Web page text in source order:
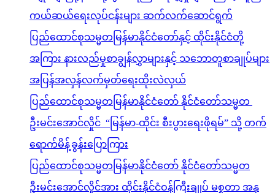
ကယ်ဆယ်ရေးလုပ်ငန်းများ ဆက်လက်ဆောင်ရွက်
ပြည်ထောင်စုသမ္မတမြန်မာနိုင်ငံတော်နှင့် ထိုင်းနိုင်ငံတို့
အကြား နားလည်မှုစာချွန်လွှာများနှင့် သဘောတူစာချုပ်များ
အပြန်အလှန်လက်မှတ်ရေးထိုးလဲလှယ်
ပြည်ထောင်စုသမ္မတမြန်မာနိုင်ငံတော် နိုင်ငံတော်သမ္မတ
ဦးမင်းအောင်လှိုင် “မြန်မာ-ထိုင်း စီးပွားရေးဖိုရမ်” သို့ တက်
ရောက်မိန့်ခွန်းပြောကြား
ပြည်ထောင်စုသမ္မတမြန်မာနိုင်ငံတော် နိုင်ငံတော်သမ္မတ
ဦးမင်းအောင်လှိုင်အား ထိုင်းနိုင်ငံဝန်ကြီးချုပ် မစ္စတာ အနု